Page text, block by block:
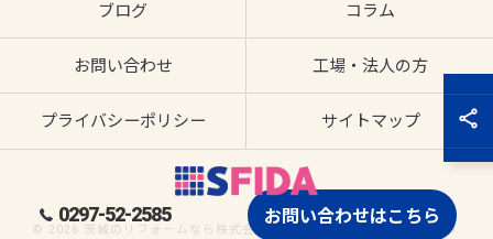
0297-52-2585 お問い合わせはこちら
ブログ コラム
お問い合わせ 工場・法人の方
プライバシーポリシー サイトマップ
© 2026 茨城のリフォームなら株式会社SFIDA ALL RIGHTS RESERVED.